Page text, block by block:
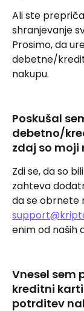
Ali ste
shranjevanje
Prosimo, da
debetne/
nakupu.
Poskušal
debetno/
zdaj so moji
Zdi se, da so
zahteva
da se obrnete
enim od naših
Vnesel sem
kreditni
potrditev